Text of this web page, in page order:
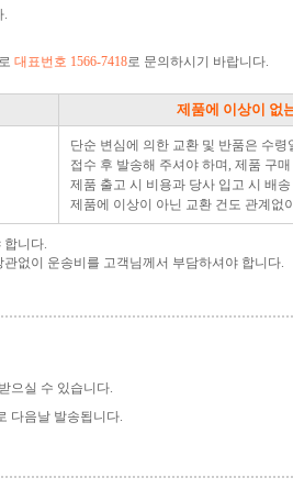
.
대표번호 1566-7418로 문의하시기 바랍니다.
제품에 이상이 없
단순 변심에 의한 교환 및 반품은 수령
접수 후 발송해 주셔야 하며, 제품 구매
제품 출고 시 비용과 당사 입고 시 배
제품에 이상이 아닌 교환 건도 관계없
합니다.
없이 운송비를 고객님께서 부담하셔야 합니다.
으실 수 있습니다.
다음날 발송됩니다.